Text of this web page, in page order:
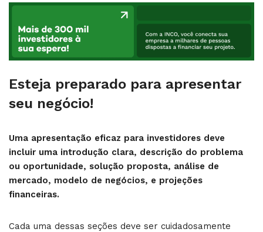
Esteja preparado para apresentar
seu negócio!
Uma apresentação eficaz para investidores deve
incluir uma introdução clara, descrição do problema
ou oportunidade, solução proposta, análise de
mercado, modelo de negócios, e projeções
financeiras.
Cada uma dessas seções deve ser cuidadosamente